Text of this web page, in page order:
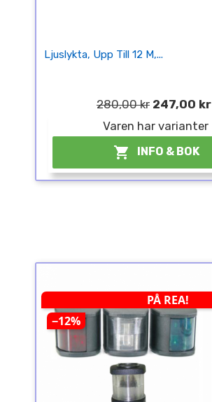
Ljuslykta, Upp Till 12 M,...
280,00 kr 247,00 kr
Varen har varianter
 INFO & BOK
PÅ REA!
−12%